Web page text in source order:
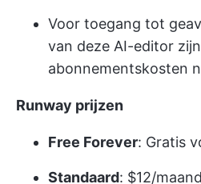
Voor toegang tot
van deze AI-editor
abonnementskosten
Runway prijzen
Free Forever: Gratis
Standaard: $12/maand